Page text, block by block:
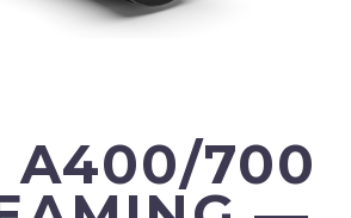
A400/700